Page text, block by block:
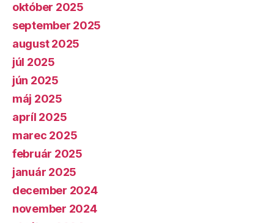
október 2025
september 2025
august 2025
júl 2025
jún 2025
máj 2025
apríl 2025
marec 2025
február 2025
január 2025
december 2024
november 2024